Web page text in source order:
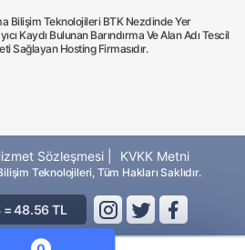
Bilişim Teknolojileri BTK Nezdinde Yer
Kaydı Bulunan Barındırma Ve Alan Adı Tescil
Sağlayan Hosting Firmasıdır.
Sözleşmesi | KVKK Metni
Teknolojileri, Tüm Hakları Saklıdır.
= 48.56 TL